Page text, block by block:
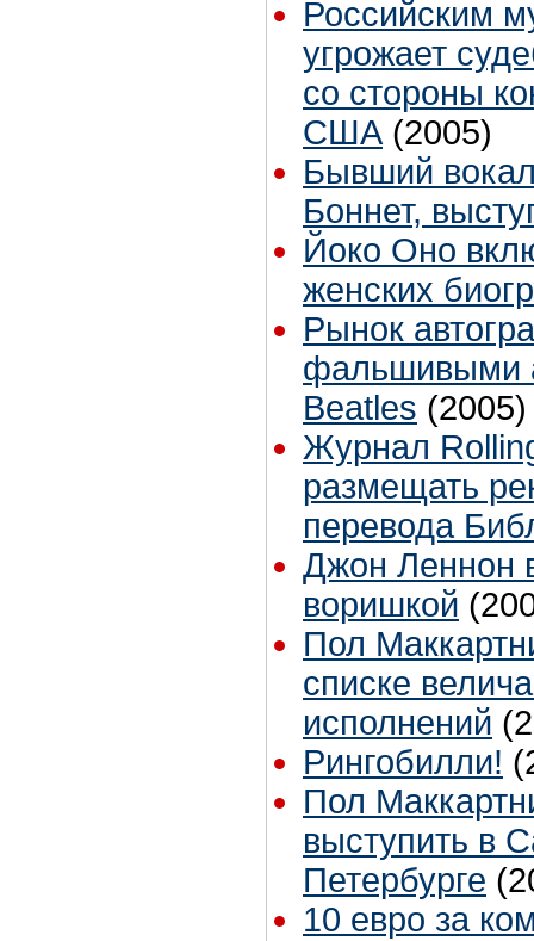
Российским
угрожает
со стороны
США (2005)
Бывший
Боннет,
Йоко Оно
женских
Рынок
фальшивыми
Beatles (2005)
Журнал
размещать
перевода
Джон Леннон
воришкой
Пол
списке
исполнений
Рингобилли!
Пол
выступить в
Петербурге
10 евро за